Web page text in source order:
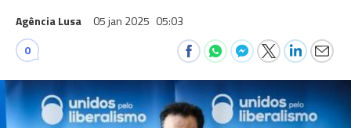
Agência Lusa 05 jan 2025 05:03
0